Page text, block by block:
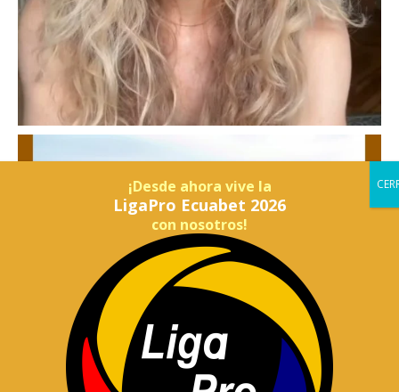
¡Desde ahora vive la
LigaPro Ecuabet 2026
con nosotros!